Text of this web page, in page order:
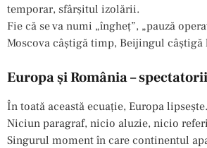
temporar, sfârșitul izolării.
Fie că se va numi „îngheț”, „pauză
Moscova câștigă timp, Beijingul
Europa și România –
În toată această ecuație, Europa lipsește.
Niciun paragraf, nicio aluzie, nicio
Singurul moment în care continentul